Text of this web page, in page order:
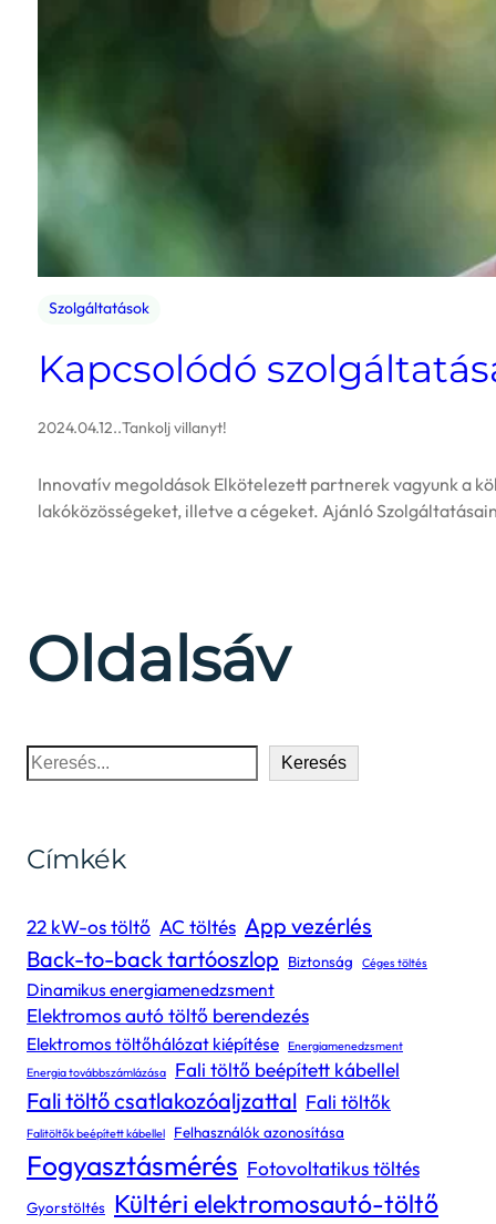
Szolgáltatások
Kapcsolódó
2024.04.12..Tankolj villanyt!
Innovatív megoldások Elkötelezett partnerek vagyunk a
lakóközösségeket, illetve a cégeket. Ajánló
Oldalsáv
Keresés
Címkék
22 kW-os töltő AC töltés App vezérlés
Back-to-back tartóoszlop
Biztonság Céges töltés
Dinamikus energiamenedzsment
Elektromos autó töltő berendezés
Elektromos töltőhálózat kiépítése Energiamenedzsment
Energia továbbszámlázása
Fali töltő beépített kábellel
Fali töltő csatlakozóaljzattal Fali töltők
Falitöltők beépített kábellel Felhasználók azonosítása
Fogyasztásmérés Fotovoltatikus töltés
Gyorstöltés Kültéri elektromosautó-töltő